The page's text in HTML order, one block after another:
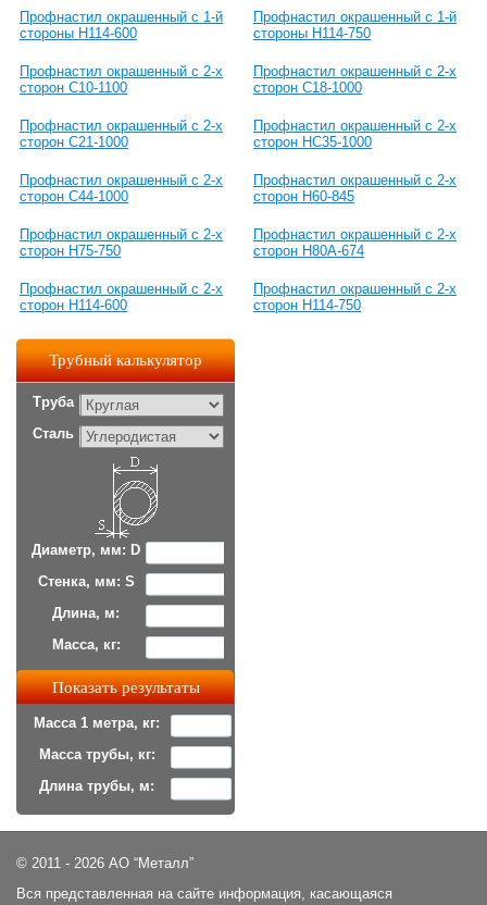
Профнастил окрашенный с 1-й
стороны Н114-600
Профнастил окрашенный с 1-й
стороны Н114-750
Профнастил окрашенный с 2-х
сторон С10-1100
Профнастил окрашенный с 2-х
сторон С18-1000
Профнастил окрашенный с 2-х
сторон С21-1000
Профнастил окрашенный с 2-х
сторон НС35-1000
Профнастил окрашенный с 2-х
сторон С44-1000
Профнастил окрашенный с 2-х
сторон Н60-845
Профнастил окрашенный с 2-х
сторон Н75-750
Профнастил окрашенный с 2-х
сторон Н80А-674
Профнастил окрашенный с 2-х
сторон Н114-600
Профнастил окрашенный с 2-х
сторон Н114-750
Трубный калькулятор
Труба
Сталь
Диаметр, мм: D
Стенка, мм: S
Длина, м:
Масса, кг:
Масса 1 метра, кг:
Масса трубы, кг:
Длина трубы, м:
© 2011 - 2026 АО “Металл”
Вся представленная на сайте информация, касающаяся